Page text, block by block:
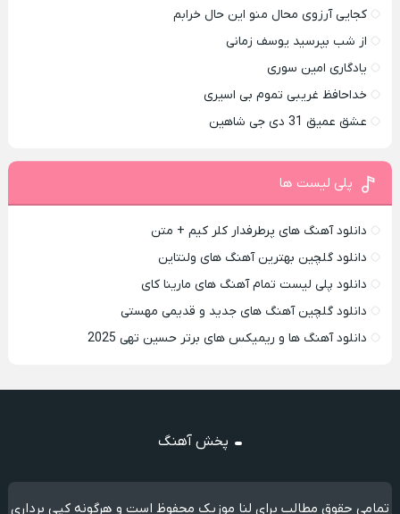
کجایی آرزوی محال منو این حال خرابم
از شب بپرسید یوسف زمانی
یادگاری امین سوری
خداحافظ غریبی تموم بی اسیری
عشق عمیق 31 دی جی شاهین
پلی لیست ها
دانلود آهنگ های پرطرفدار کلر کیم + متن
دانلود گلچین بهترین آهنگ های ولنتاین
دانلود پلی لیست تمام آهنگ های مارینا کای
دانلود گلچین آهنگ های جدید و قدیمی مهستی
دانلود آهنگ ها و ریمیکس های برتر حسین تهی 2025
پخش آهنگ
تمامی حقوق مطالب برای لنا موزیک محفوظ است و هرگونه کپی برداری